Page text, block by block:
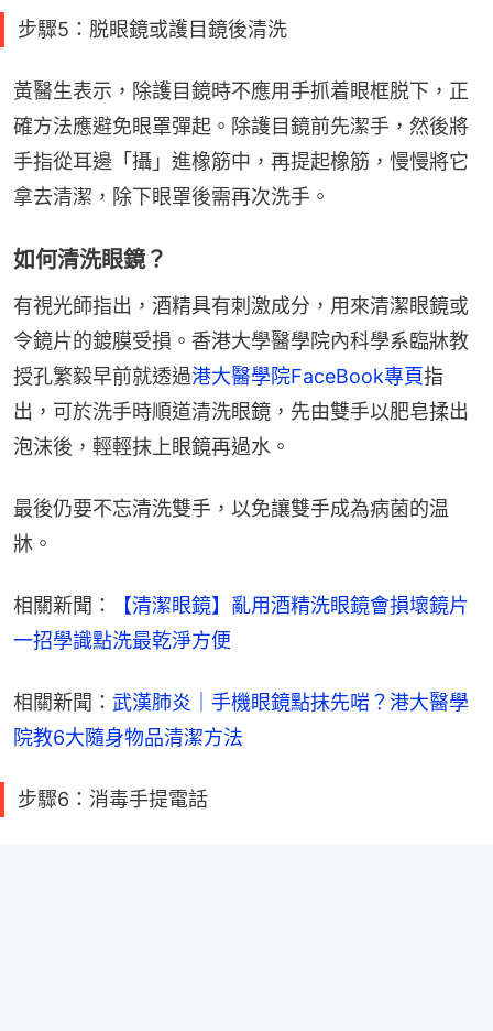
步驟5：脱眼鏡或護目鏡後清洗
黃醫生表示，除護目鏡時不應用手抓着眼框脱下，正
確方法應避免眼罩彈起。除護目鏡前先潔手，然後將
手指從耳邊「攝」進橡筋中，再提起橡筋，慢慢將它
拿去清潔，除下眼罩後需再次洗手。
如何清洗眼鏡？
有視光師指出，酒精具有刺激成分，用來清潔眼鏡或
令鏡片的鍍膜受損。香港大學醫學院內科學系臨牀教
授孔繁毅早前就透過港大醫學院FaceBook專頁指
出，可於洗手時順道清洗眼鏡，先由雙手以肥皂揉出
泡沫後，輕輕抹上眼鏡再過水。
最後仍要不忘清洗雙手，以免讓雙手成為病菌的温
牀。
相關新聞：
【清潔眼鏡】亂用酒精洗眼鏡會損壞鏡片
一招學識點洗最乾淨方便
相關新聞： 武漢肺炎｜手機眼鏡點抹先啱？港大醫學
院教6大隨身物品清潔方法
步驟6：消毒手提電話